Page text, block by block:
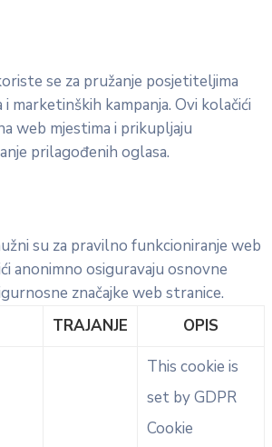
se za pružanje posjetiteljima
marketinških kampanja. Ovi kolačići
web mjestima i prikupljaju
prilagođenih oglasa.
su za pravilno funkcioniranje web
anonimno osiguravaju osnovne
značajke web stranice.
TRAJANJE
OPIS
This cookie is
set by GDPR
Cookie